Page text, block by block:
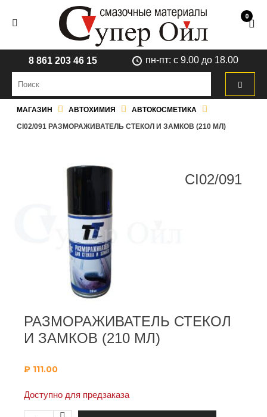
0
8 861 203 46 15 пн-пт: с 9.00 до 18.00
МАГАЗИН АВТОХИМИЯ
АВТОКОСМЕТИКА
CI02/091 РАЗМОРАЖИВАТЕЛЬ СТЕКОЛ И ЗАМКОВ (210 МЛ)
CI02/091
РАЗМОРАЖИВАТЕЛЬ СТЕКОЛ
И ЗАМКОВ (210 МЛ)
₽ 111.00
Доступно для предзаказа